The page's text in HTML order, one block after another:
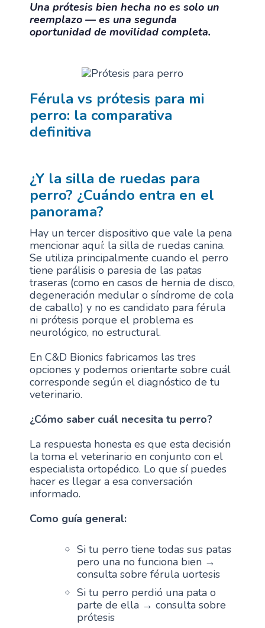
Una prótesis bien hecha no es solo un
reemplazo — es una segunda
oportunidad de movilidad completa.
Férula vs prótesis para mi
perro: la comparativa
definitiva
¿Y la silla de ruedas para
perro? ¿Cuándo entra en el
panorama?
Hay un tercer dispositivo que vale la pena
mencionar aquí: la silla de ruedas canina.
Se utiliza principalmente cuando el perro
tiene parálisis o paresia de las patas
traseras (como en casos de hernia de disco,
degeneración medular o síndrome de cola
de caballo) y no es candidato para férula
ni prótesis porque el problema es
neurológico, no estructural.
En C&D Bionics fabricamos las tres
opciones y podemos orientarte sobre cuál
corresponde según el diagnóstico de tu
veterinario.
¿Cómo saber cuál necesita tu perro?
La respuesta honesta es que esta decisión
la toma el veterinario en conjunto con el
especialista ortopédico. Lo que sí puedes
hacer es llegar a esa conversación
informado.
Como guía general:
Si tu perro tiene todas sus patas
pero una no funciona bien →
consulta sobre férula uortesis
Si tu perro perdió una pata o
parte de ella → consulta sobre
prótesis